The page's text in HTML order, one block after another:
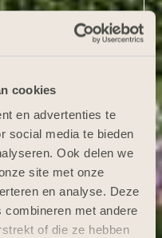
cookies
en advertenties te
social media te bieden
Ook delen we
site met onze
en analyse. Deze
combineren met andere
of die ze hebben